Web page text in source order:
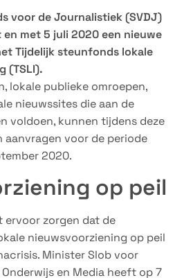
voor de Journalistiek (SVDJ)
met 5 juli 2020 een nieuwe
Tijdelijk steunfonds lokale
(TSLI).
lokale publieke omroepen,
nieuwssites die aan de
voldoen, kunnen tijdens deze
aanvragen voor de periode
2020.
op peil
zorgen dat de
nieuwsvoorziening op peil
Minister Slob voor
en Media heeft op 7